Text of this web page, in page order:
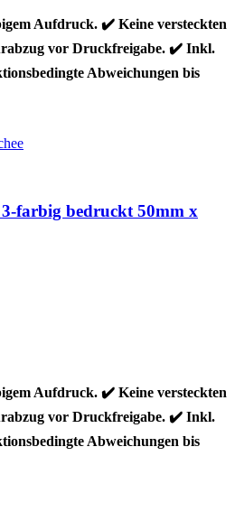
Aufdruck. ✔️ Keine versteckten
vor Druckfreigabe. ✔️ Inkl.
Abweichungen bis
farbig bedruckt 50mm x
Aufdruck. ✔️ Keine versteckten
vor Druckfreigabe. ✔️ Inkl.
Abweichungen bis